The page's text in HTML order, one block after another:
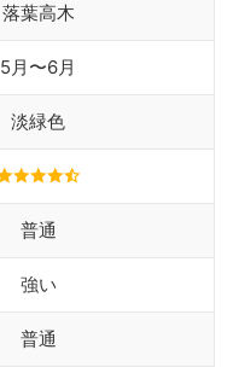
落葉高木
5月〜6月
淡緑色
普通
強い
普通